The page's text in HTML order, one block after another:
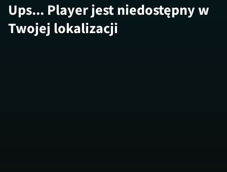
Ups... Player jest niedostępny w
Twojej lokalizacji